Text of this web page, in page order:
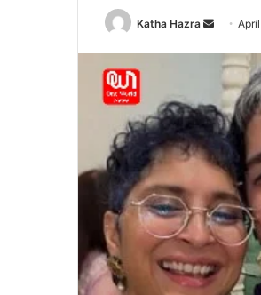
Katha Hazra
a
n
e
m
a
i
l